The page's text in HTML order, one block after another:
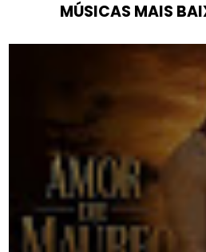
MÚSICAS MAIS